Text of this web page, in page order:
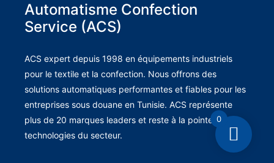
Automatisme Confection
Service (ACS)
ACS expert depuis 1998 en équipements industriels
pour le textile et la confection. Nous offrons des
solutions automatiques performantes et fiables pour les
entreprises sous douane en Tunisie. ACS représente
plus de 20 marques leaders et reste à la pointe des
technologies du secteur.
0